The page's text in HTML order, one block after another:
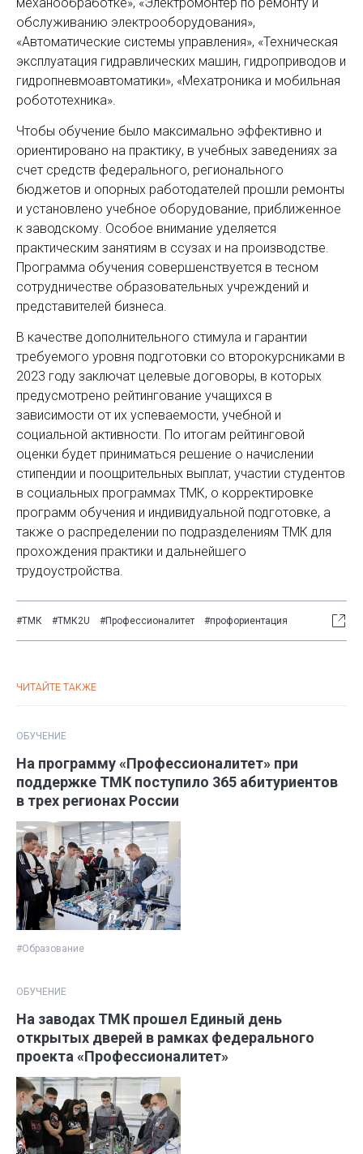
обслуживанию электрооборудования»,
«Автоматические системы управления», «Техническая
эксплуатация гидравлических машин, гидроприводов и
гидропневмоавтоматики», «Мехатроника и мобильная
робототехника».
Чтобы обучение было максимально эффективно и
ориентировано на практику, в учебных заведениях за
счет средств федерального, регионального
бюджетов и опорных работодателей прошли ремонты
и установлено учебное оборудование, приближенное
к заводскому. Особое внимание уделяется
практическим занятиям в ссузах и на производстве.
Программа обучения совершенствуется в тесном
сотрудничестве образовательных учреждений и
представителей бизнеса.
В качестве дополнительного стимула и гарантии
требуемого уровня подготовки со второкурсниками в
2023 году заключат целевые договоры, в которых
предусмотрено рейтингование учащихся в
зависимости от их успеваемости, учебной и
социальной активности. По итогам рейтинговой
оценки будет приниматься решение о начислении
стипендии и поощрительных выплат, участии студентов
в социальных программах ТМК, о корректировке
программ обучения и индивидуальной подготовке, а
также о распределении по подразделениям ТМК для
прохождения практики и дальнейшего
трудоустройства.
#ТМК #ТМК2U #Профессионалитет #профориентация
ЧИТАЙТЕ ТАКЖЕ
ОБУЧЕНИЕ
На программу «Профессионалитет» при
поддержке ТМК поступило 365 абитуриентов
в трех регионах России
#Образование
ОБУЧЕНИЕ
На заводах ТМК прошел Единый день
открытых дверей в рамках федерального
проекта «Профессионалитет»